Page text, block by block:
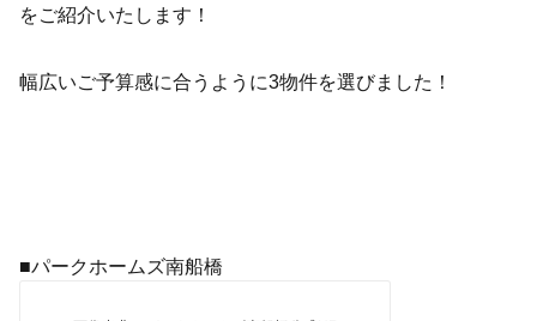
をご紹介いたします！
幅広いご予算感に合うように3物件を選びました！
■パークホームズ南船橋